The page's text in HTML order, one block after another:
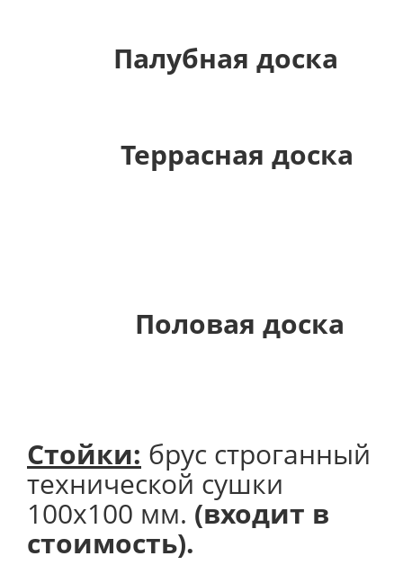
Палубная доска
Террасная доска
Половая доска
Стойки: брус строганный
технической сушки
100х100 мм. (входит в
стоимость).